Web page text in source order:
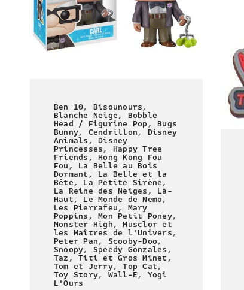
Ben 10, Bisounours,
Blanche Neige, Bobble
Head / Figurine Pop,Bugs
Bunny, Cendrillon, Disney
Animals,Disney
Princesses, Happy Tree
Friends,Hong Kong Fou
Fou, La Belle au Bois
Dormant, La Belle et la
Bête, La Petite Sirène,
La Reine des Neiges, Là-
Haut, Le Monde de Nemo,
Les Pierrafeu, Mary
Poppins,Mon Petit Poney,
Monster High,Musclor et
les Maîtres de l'Univers,
Peter Pan, Scooby-Doo,
Snoopy, Speedy Gonzales,
Taz,Titi et Gros Minet,
Tom et Jerry,Top Cat,
Toy Story, Wall-E, Yogi
L'Ours